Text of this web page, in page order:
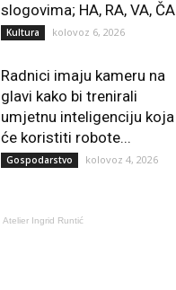
slogovima; HA, RA, VA, ČA
Kultura kolovoz 6, 2026
Radnici imaju kameru na
glavi kako bi trenirali
umjetnu inteligenciju koja
će koristiti robote...
Gospodarstvo kolovoz 4, 2026
Atelier Ingrid Runtić